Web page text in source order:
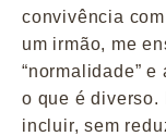
convivência
um irmão, me
“normalidade”
o que é diverso.
incluir, sem